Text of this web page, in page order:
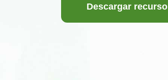
Descargar recurso